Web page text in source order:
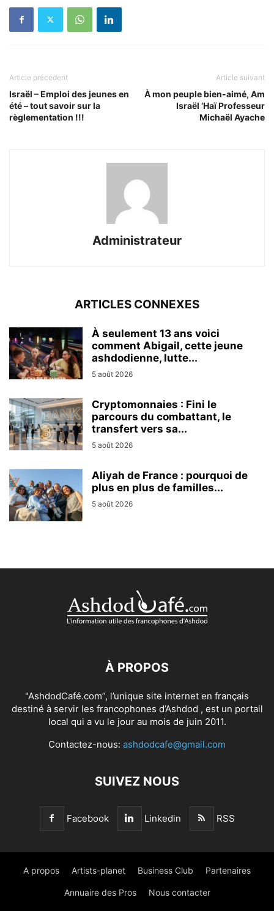
Article précédent
Israël – Emploi des jeunes en
été – tout savoir sur la
règlementation !!!
Article suivant
À mon peuple bien-aimé, Am
Israël ‘Haï Professeur
Michaël Ayache
Administrateur
ARTICLES CONNEXES
À seulement 13 ans voici
comment Abigail, cette jeune
ashdodienne, lutte...
5 août 2026
Cryptomonnaies : Fini le
parcours du combattant, le
transfert vers sa...
5 août 2026
Aliyah de France : pourquoi de
plus en plus de familles...
5 août 2026
À PROPOS
"AshdodCafé.com”, l’unique site internet en français
destiné à servir les francophones d’Ashdod , est un portail
local qui a vu le jour au mois de juin 2011.
Contactez-nous: ashdodcafe@gmail.com
SUIVEZ NOUS
Facebook Linkedin RSS
A propos Artists-planet Business Club Partenaires
Annuaire des Pros Nous contacter